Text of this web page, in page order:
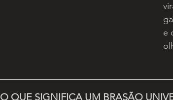
e
O QUE SIGNIFICA UM BRASÃO